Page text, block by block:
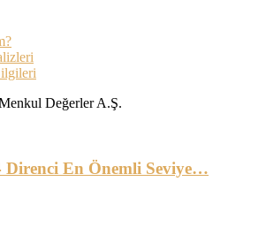
Değerler A.Ş.
Direnci En Önemli Seviye…